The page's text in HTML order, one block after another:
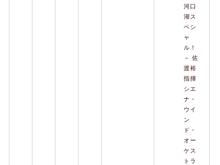
河口
湖ス
ペシ
ャ
ル！
－ 佐
渡裕
指揮
シエ
ナ・
ウイ
ン
ド・
オー
ケス
トラ